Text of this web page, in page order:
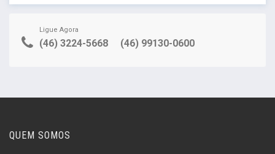
Ligue Agora
(46) 3224-5668 (46) 99130-0600
QUEM SOMOS